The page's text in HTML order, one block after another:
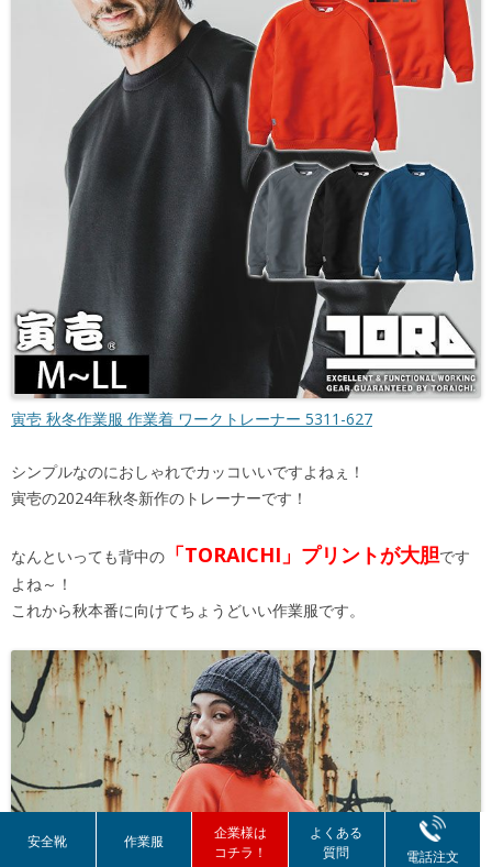
寅壱 秋冬作業服 作業着 ワークトレーナー 5311-627
シンプルなのにおしゃれでカッコいいですよねぇ！
寅壱の2024年秋冬新作のトレーナーです！
なんといっても背中の 「TORAICHI」プリントが大胆です
よね～！
これから秋本番に向けてちょうどいい作業服です。
安全靴 作業服
企業様は
コチラ！
よくある
質問
電話注文